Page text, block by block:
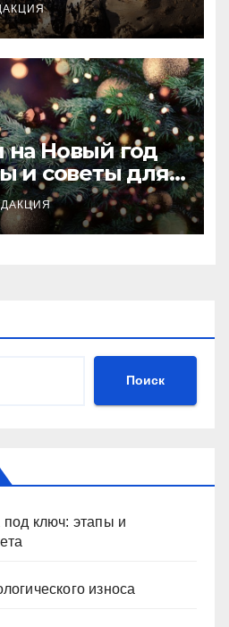
Новый год
и советы для
праздника
Поиск
ключ: этапы и
износа